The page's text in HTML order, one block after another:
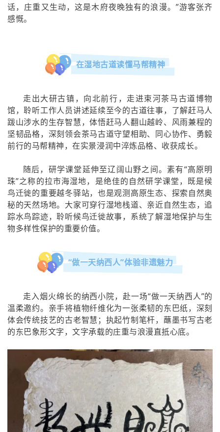
话，庄重又生动，这是木府夜晚独有的浪漫。”游客张齐
感慨。
在湿地古道读懂马帮精神
走出大研古镇，向北前行，走进束河茶马古道博物
馆，聆听工作人员讲述延续至今的古道往事，了解赶马人
跋山涉水的生存智慧，体悟赶马人翻山越岭、风雨兼程的
坚韧品格，深刻领会茶马古道守望相助、同心协作、勇毅
前行的马帮精神，在实景浸润中淬炼品格、收获成长。
随后，研学课堂延伸至辽阔山野之间。素有“高原明
珠”之称的拉市海湿地，是绝佳的自然研学课堂，既是候
鸟迁徙的重要越冬驿站，也是观测高原生态、探索自然奥
秘的天然场地。大家可穿行湿地栈道、亲近自然生态，追
踪水鸟踪迹，聆听候鸟迁徙故事，系统了解湿地保护与生
物多样性保护的重要价值。
“做一天纳西人”体验非遗魅力
走入烟火绵长的纳西小院，赴一场“做一天纳西人”的
温柔邀约。亲手将植物纤维化为一张柔韧的东巴纸，深刻
体会传统技艺的古老智慧；执起竹制笔杆，蘸墨书写古老
的东巴象形文字，文字承载的庄重与浪漫直抵心底。